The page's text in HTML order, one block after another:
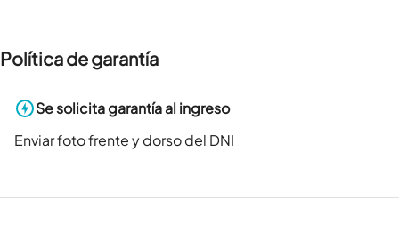
Política de garantía
Se solicita garantía al ingreso
Enviar foto frente y dorso del DNI